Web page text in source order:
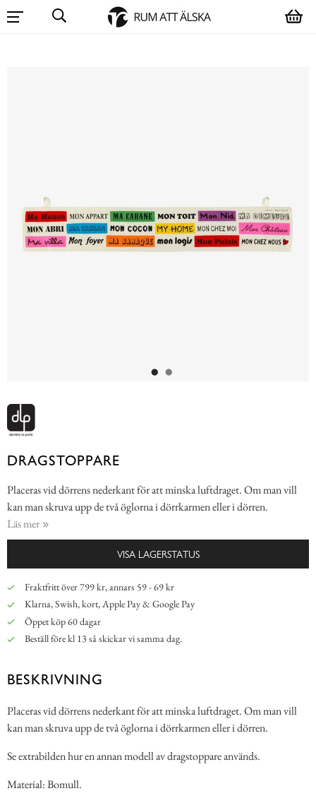
DRAGSTOPPARE
Placeras vid dörrens nederkant för att minska luftdraget. Om man vill
kan man skruva upp de två öglorna i dörrkarmen eller i dörren.
Läs mer
VISA LAGERSTATUS
Fraktfritt över 799 kr, annars 59 - 69 kr
Klarna, Swish, kort, Apple Pay & Google Pay
Öppet köp 60 dagar
Beställ före kl 13 så skickar vi samma dag.
BESKRIVNING
Placeras vid dörrens nederkant för att minska luftdraget. Om man vill
kan man skruva upp de två öglorna i dörrkarmen eller i dörren.
Se extrabilden hur en annan modell av dragstoppare används.
Material: Bomull.